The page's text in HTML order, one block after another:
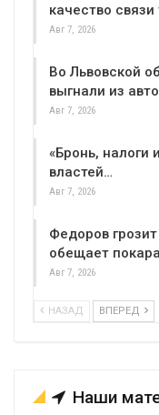
качество
Авг 7, 2026
Во Львовской
выгнали из
Авг 7, 2026
«Бронь, налоги
властей…
Авг 7, 2026
Федоров
обещает
Авг 7, 2026
НАЗАД ВПЕРЕД
Наши